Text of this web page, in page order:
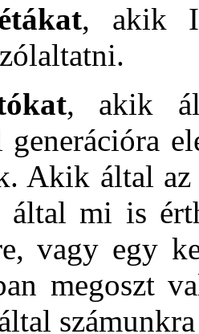
, akik
, akik
generációra
Akik által
által mi is
vagy egy
megoszt